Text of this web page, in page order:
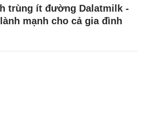
trùng ít đường Dalatmilk -
mạnh cho cả gia đình